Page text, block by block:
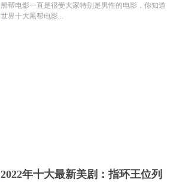
黑帮电影一直是很受大家特别是男性的电影，你知道
世界十大黑帮电影...
2022年十大最新美剧：指环王位列